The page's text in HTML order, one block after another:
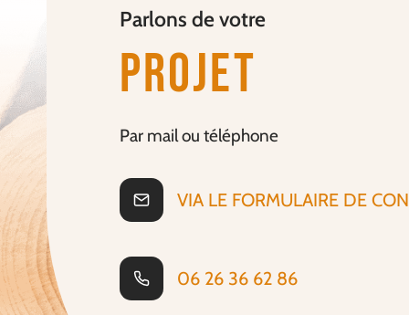
Parlons de votre
Projet
Par mail ou téléphone
VIA LE FORMULAIRE DE
06 26 36 62 86